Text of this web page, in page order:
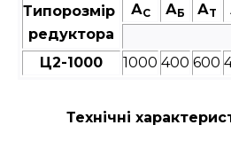
Типорозмір
редуктора
АC АБ АT
Ц2-1000
1000 400 600
Технічні